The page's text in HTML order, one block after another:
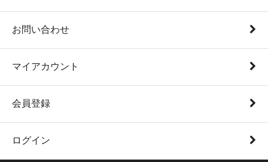
お問い合わせ
マイアカウント
会員登録
ログイン